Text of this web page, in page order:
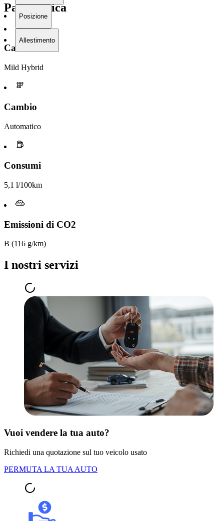
Posizione
Allestimento
Panoramica
Carburante
Mild Hybrid
Cambio
Automatico
Consumi
5,1 l/100km
Emissioni di CO2
B (116 g/km)
I nostri servizi
Vuoi vendere la tua auto?
Richiedi una quotazione sul tuo veicolo usato
PERMUTA LA TUA AUTO